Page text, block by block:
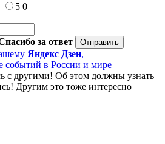
5 0
за ответ
Яндекс Дзен,
событий в России и мире
с другими! Об этом должны узнать
Другим это тоже интересно